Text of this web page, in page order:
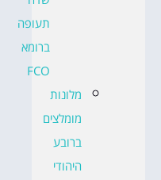
תעופה
ברומא
FCO
מלונות
מומלצים
ברובע
היהודי